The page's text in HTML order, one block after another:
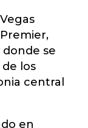
se
los
central
en